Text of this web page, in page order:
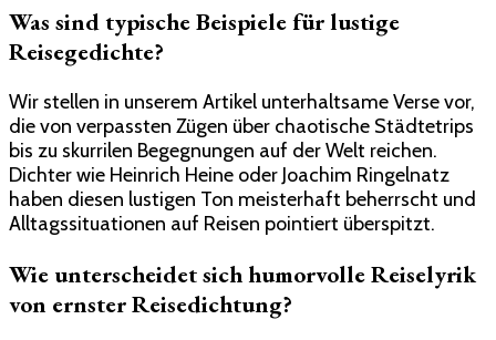
Was sind typische Beispiele für lustige
Reisegedichte?
Wir stellen in unserem Artikel unterhaltsame Verse vor,
die von verpassten Zügen über chaotische Städtetrips
bis zu skurrilen Begegnungen auf der Welt reichen.
Dichter wie Heinrich Heine oder Joachim Ringelnatz
haben diesen lustigen Ton meisterhaft beherrscht und
Alltagssituationen auf Reisen pointiert überspitzt.
Wie unterscheidet sich humorvolle Reiselyrik
von ernster Reisedichtung?